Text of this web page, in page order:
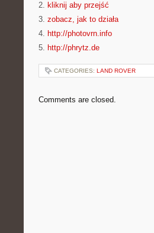
2. kliknij aby przejść
3. zobacz, jak to działa
4. http://photovrn.info
5. http://phrytz.de
CATEGORIES: LAND ROVER
Comments are closed.